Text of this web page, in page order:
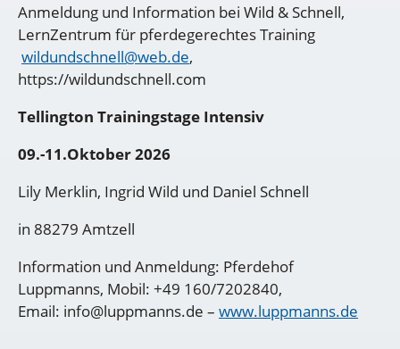
Anmeldung und Information bei Wild & Schnell,
LernZentrum für pferdegerechtes Training
wildundschnell@web.de,
https://wildundschnell.com
Tellington Trainingstage Intensiv
09.-11.Oktober 2026
Lily Merklin, Ingrid Wild und Daniel Schnell
in 88279 Amtzell
Information und Anmeldung: Pferdehof
Luppmanns, Mobil: +49 160/7202840,
Email: info@luppmanns.de – www.luppmanns.de